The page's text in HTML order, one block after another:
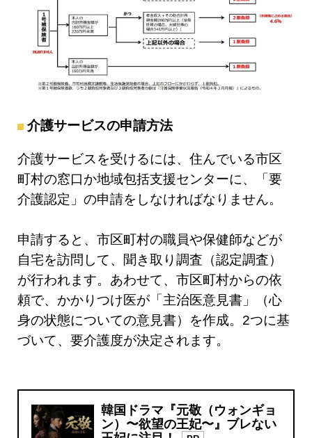
介護サービスの申請方法
介護サービスを受けるには、住んでいる市区
町村の窓口か地域包括支援センターに、「要
介護認定」の申請をしなければなりません。
申請すると、市区町村の職員や保健師などが
自宅を訪問して、聞き取り調査（認定調査）
が行われます。あわせて、市区町村からの依
頼で、かかりつけ医が「主治医意見書」（心
身の状態についての意見書）を作成。2つに基
づいて、要介護度が決定されます。
韓国ドラマ『元敬（ウォンギョ
ン）〜欲望の王妃〜』ブレない